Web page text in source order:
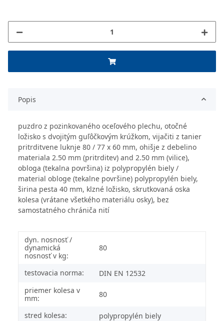
Popis
puzdro z pozinkovaného oceľového plechu, otočné
ložisko s dvojitým guľôčkovým krúžkom, vijačiti z tanier
pritrditvene luknje 80 / 77 x 60 mm, ohišje z debelino
materiala 2.50 mm (pritrditev) and 2.50 mm (vilice),
obloga (tekalna površina) iz polypropylén biely /
material obloge (tekalne površine) polypropylén biely,
širina pesta 40 mm, klzné ložisko, skrutkovaná oska
kolesa (vrátane všetkého materiálu osky), bez
samostatného chrániča nití
dyn. nosnosť /
dynamická
nosnosť v kg:
80
testovacia norma:
DIN EN 12532
priemer kolesa v
mm:
80
stred kolesa:
polypropylén biely